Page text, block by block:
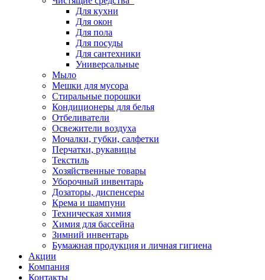
Для кухни
Для окон
Для пола
Для посуды
Для сантехники
Универсальные
Мыло
Мешки для мусора
Стиральные порошки
Кондиционеры для белья
Отбеливатели
Освежители воздуха
Мочалки, губки, салфетки
Перчатки, рукавицы
Текстиль
Хозяйственные товары
Уборочный инвентарь
Дозаторы, диспенсеры
Крема и шампуни
Техническая химия
Химия для бассейна
Зимний инвентарь
Бумажная продукция и личная гигиена
Акции
Компания
Контакты